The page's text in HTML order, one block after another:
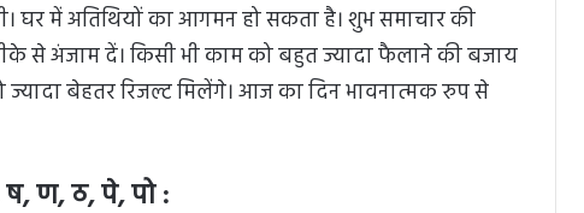
घर में अतिथियों का आगमन हो सकता है। शुभ समाचार की
से अंजाम दें। किसी भी काम को बहुत ज्यादा फैलाने की बजाय
बेहतर रिजल्ट मिलेंगे। आज का दिन भावनात्मक रुप से
ष, ण, ठ, पे, पो :